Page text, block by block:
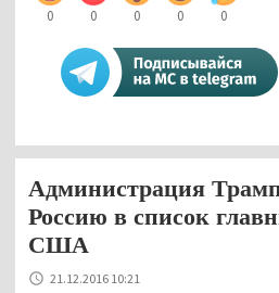
0 0 0 0 0
Администрация
Россию в список
США
21.12.2016 10:21